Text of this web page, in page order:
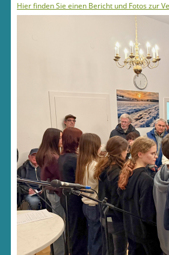
Hier finden Sie einen Bericht und Fotos zur